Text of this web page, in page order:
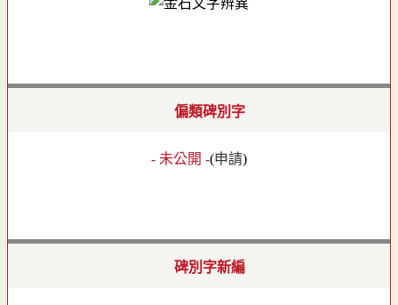
偏類碑別字
- 未公開 -(申請)
碑別字新編